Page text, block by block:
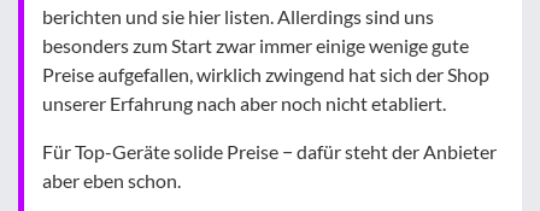
berichten und sie hier listen. Allerdings sind uns
besonders zum Start zwar immer einige wenige gute
Preise aufgefallen, wirklich zwingend hat sich der Shop
unserer Erfahrung nach aber noch nicht etabliert.
Für Top-Geräte solide Preise − dafür steht der Anbieter
aber eben schon.